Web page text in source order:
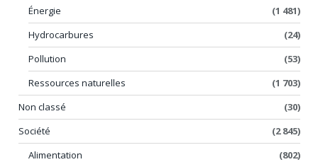
Énergie
(1 481)
Hydrocarbures
(24)
Pollution
(53)
Ressources naturelles
(1 703)
Non classé
(30)
Société
(2 845)
Alimentation
(802)